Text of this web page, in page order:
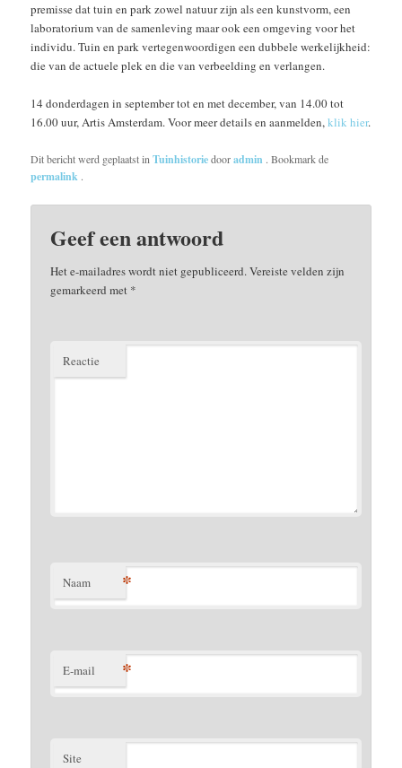
premisse dat tuin en park zowel natuur zijn als een kunstvorm, een
laboratorium van de samenleving maar ook een omgeving voor het
individu. Tuin en park vertegenwoordigen een dubbele werkelijkheid:
die van de actuele plek en die van verbeelding en verlangen.
14 donderdagen in september tot en met december, van 14.00 tot
16.00 uur, Artis Amsterdam. Voor meer details en aanmelden,klik hier.
Dit bericht werd geplaatst inTuinhistoriedooradmin . Bookmark de
permalink .
Geef een antwoord
Het e-mailadres wordt niet gepubliceerd.Vereiste velden zijn
gemarkeerd met *
Reactie
Naam *
E-mail *
Site